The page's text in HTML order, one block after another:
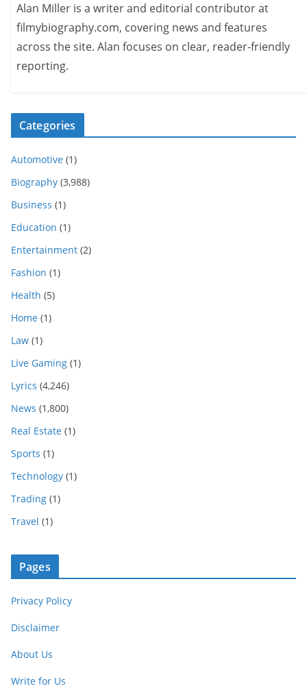
Alan Miller is a writer and editorial contributor at
filmybiography.com, covering news and features
across the site. Alan focuses on clear, reader-friendly
reporting.
Categories
Automotive (1)
Biography (3,988)
Business (1)
Education (1)
Entertainment (2)
Fashion (1)
Health (5)
Home (1)
Law (1)
Live Gaming (1)
Lyrics (4,246)
News (1,800)
Real Estate (1)
Sports (1)
Technology (1)
Trading (1)
Travel (1)
Pages
Privacy Policy
Disclaimer
About Us
Write for Us